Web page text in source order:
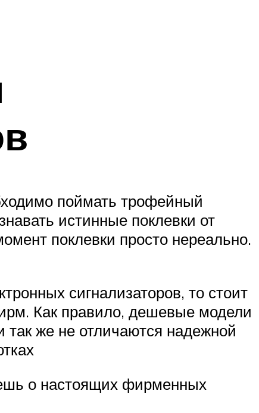
поймать трофейный
истинные поклевки от
поклевки просто нереально.
сигнализаторов, то стоит
Как правило, дешевые модели
же не отличаются надежной
о настоящих фирменных